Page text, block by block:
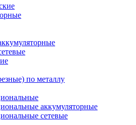
по металлу
аккумуляторные
сетевые